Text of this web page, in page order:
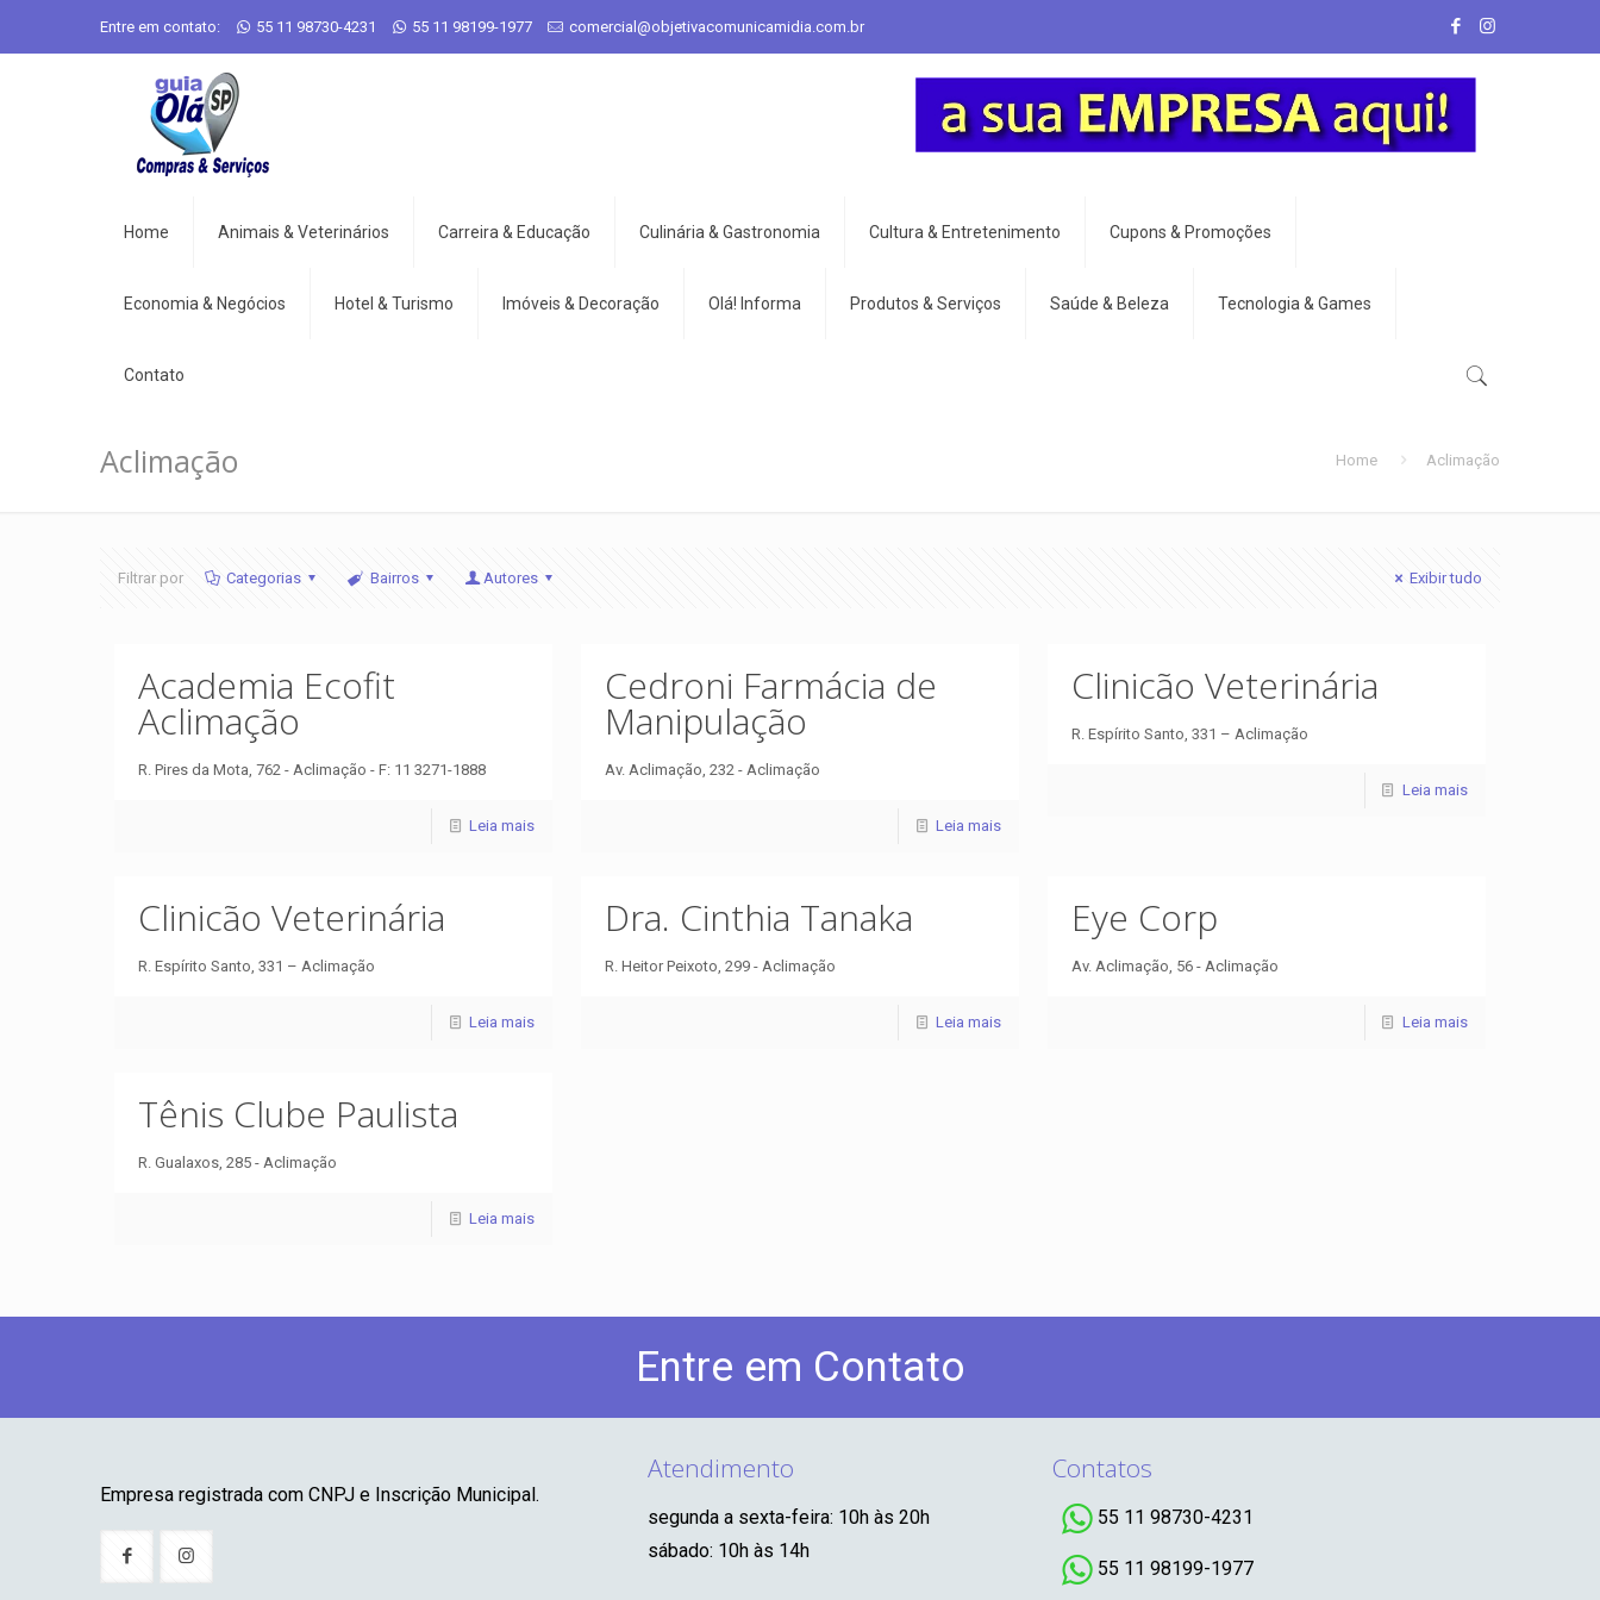
Entre em contato: 55 11 98730-4231 55 11 98199-1977 comercial@objetivacomunicamidia.com.br
Home Animais & Veterinários Carreira & Educação Culinária & Gastronomia Cultura & Entretenimento Cupons & Promoções
Economia & Negócios Hotel & Turismo Imóveis & Decoração Olá! Informa Produtos & Serviços Saúde & Beleza Tecnologia & Games
Contato
Aclimação Home Aclimação
Filtrar por Categorias Bairros Autores Exibir tudo
Academia Ecofit
Aclimação
R. Pires da Mota, 762 - Aclimação - F: 11 3271-1888
Leia mais
Cedroni Farmácia de
Manipulação
Av. Aclimação, 232 - Aclimação
Leia mais
Clinicão Veterinária
R. Espírito Santo, 331 – Aclimação
Leia mais
Clinicão Veterinária
R. Espírito Santo, 331 – Aclimação
Leia mais
Dra. Cinthia Tanaka
R. Heitor Peixoto, 299 - Aclimação
Leia mais
Eye Corp
Av. Aclimação, 56 - Aclimação
Leia mais
Tênis Clube Paulista
R. Gualaxos, 285 - Aclimação
Leia mais
Entre em Contato
Empresa registrada com CNPJ e Inscrição Municipal.
Atendimento
segunda a sexta-feira: 10h às 20h
sábado: 10h às 14h
Contatos
55 11 98730-4231
55 11 98199-1977